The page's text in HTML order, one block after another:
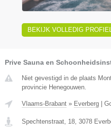
BEKIJK VOLLEDIG
Prive Sauna en
Niet gevestigd in de plaats
provincie Henegouwen.
Vlaams-Brabant » Everberg
Spechtenstraat, 18, 3078